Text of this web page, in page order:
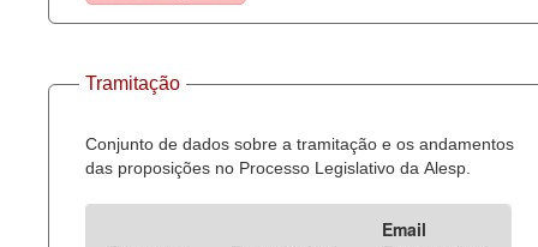
Tramitação
Conjunto de dados sobre a tramitação e os andamentos
das proposições no Processo Legislativo da Alesp.
Email